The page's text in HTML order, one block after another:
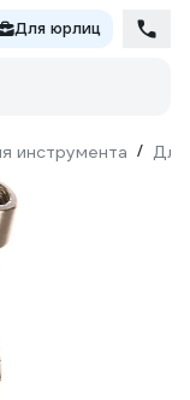
Для юрлиц
инструмента / Для